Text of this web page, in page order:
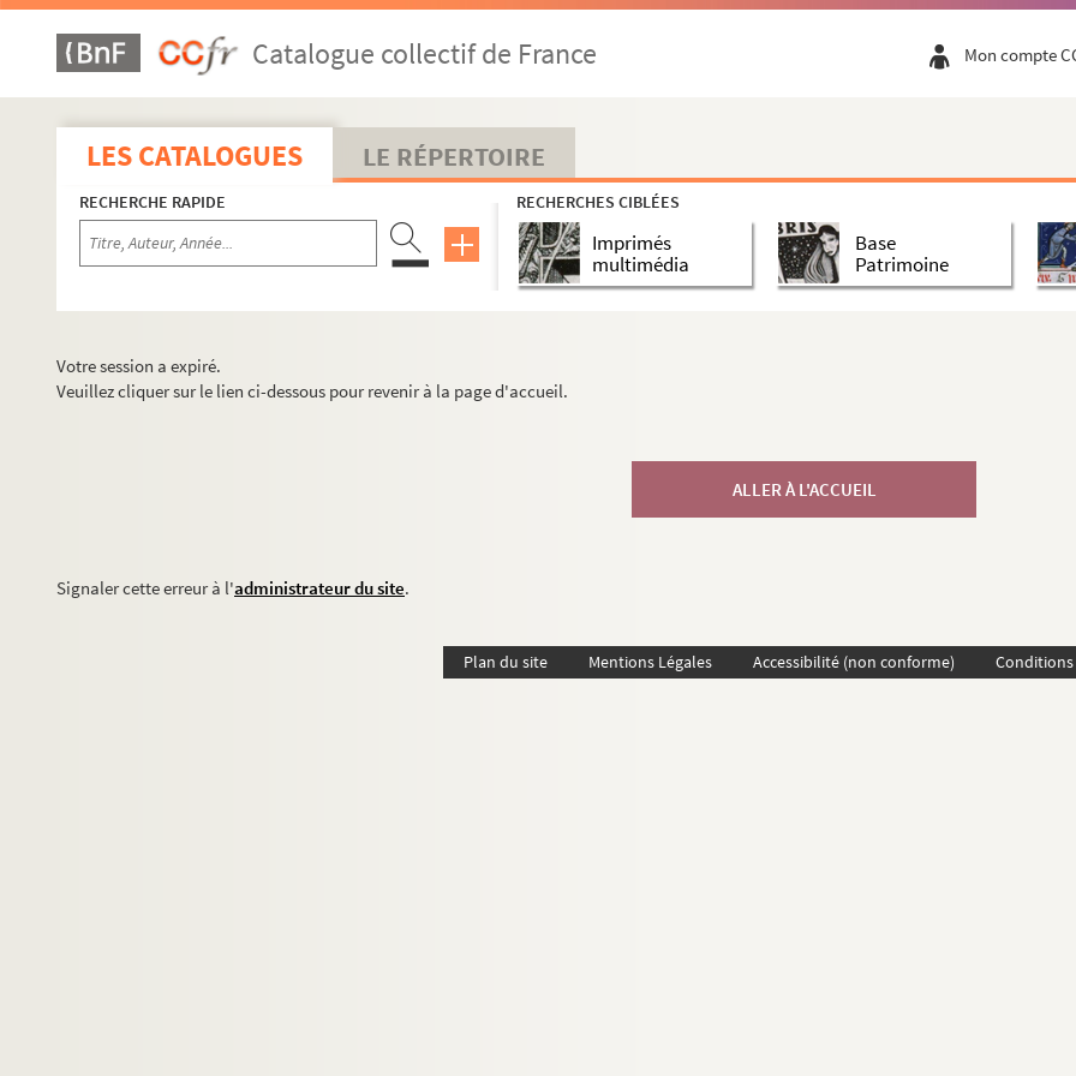
Catalogue collectif de France Mon compte
LES CATALOGUES LE RÉPERTOIRE
RECHERCHE RAPIDE RECHERCHES CIBLÉES
Imprimés
multimédia
Base
Patrimoine
Votre session a expiré.
Veuillez cliquer sur le lien ci-dessous pour revenir à la page d'accueil.
ALLER À L'ACCUEIL
Signaler cette erreur à l'administrateur du site.
Plan du site Mentions Légales Accessibilité (non conforme)